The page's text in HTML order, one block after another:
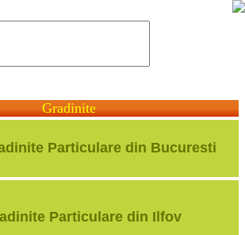
Gradinite
Particulare din Bucuresti
Particulare din Ilfov